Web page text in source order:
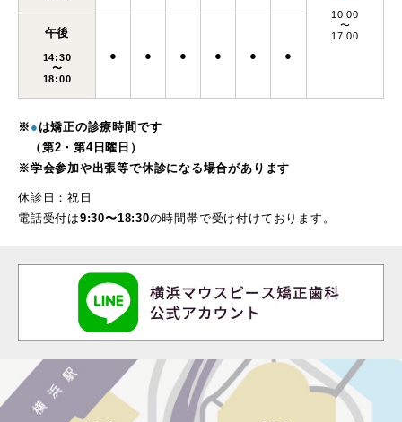
10:00
〜
17:00
午後
14:30
〜
18:00
● ● ● ● ● ●
※ ● は矯正の診療時間です
（第2・第4日曜日）
※学会参加や出張等で休診になる場合があります
休診日：祝日
電話受付は9:30〜18:30の時間帯で受け付けております。